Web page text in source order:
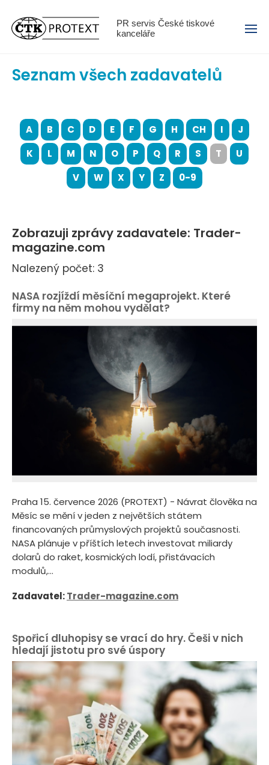
PR servis České tiskové
kanceláře
Menu
Seznam všech zadavatelů
A B C D E F G H CH I
J
K
L M N O P Q R S T
U
V
W X Y Z 0-9
Zobrazuji zprávy zadavatele: Trader-
magazine.com
Nalezený počet: 3
NASA rozjíždí měsíční megaprojekt. Které
firmy na něm mohou vydělat?
Praha 15. července 2026 (PROTEXT) - Návrat člověka na
Měsíc se mění v jeden z největších státem
financovaných průmyslových projektů současnosti.
NASA plánuje v příštích letech investovat miliardy
dolarů do raket, kosmických lodí, přistávacích
modulů,...
Zadavatel:Trader-magazine.com
Spořicí dluhopisy se vrací do hry. Češi v nich
hledají jistotu pro své úspory